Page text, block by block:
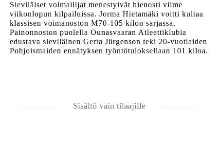
Sieviläiset voimailijat menestyivät hienosti viime
viikonlopun kilpailuissa. Jorma Hietamäki voitti kultaa
klassisen voimanoston M70-105 kilon sarjassa.
Painonnoston puolella Ounasvaaran Atleettiklubia
edustava sieviläinen Gerta Jürgenson teki 20-vuotiaiden
Pohjoismaiden ennätyksen työntötuloksellaan 101 kiloa.
Sisältö vain tilaajille